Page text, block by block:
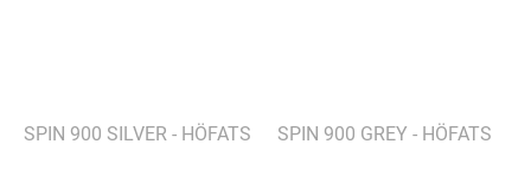
SPIN 900 SILVER - HÖFATS SPIN 900 GREY - HÖFATS